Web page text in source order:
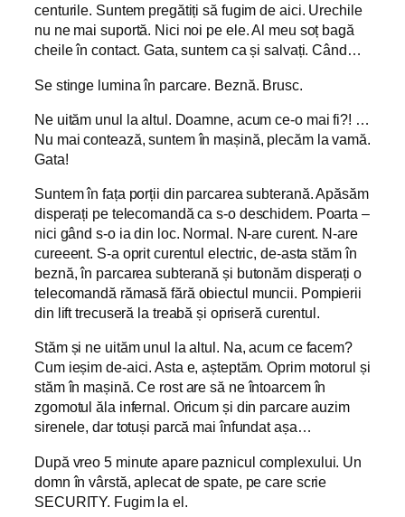
centurile. Suntem pregătiți să fugim de aici. Urechile
nu ne mai suportă. Nici noi pe ele. Al meu soț bagă
cheile în contact. Gata, suntem ca și salvați. Când…
Se stinge lumina în parcare. Beznă. Brusc.
Ne uităm unul la altul. Doamne, acum ce-o mai fi?! …
Nu mai contează, suntem în mașină, plecăm la vamă.
Gata!
Suntem în fața porții din parcarea subterană. Apăsăm
disperați pe telecomandă ca s-o deschidem. Poarta –
nici gând s-o ia din loc. Normal. N-are curent. N-are
cureeent. S-a oprit curentul electric, de-asta stăm în
beznă, în parcarea subterană și butonăm disperați o
telecomandă rămasă fără obiectul muncii. Pompierii
din lift trecuseră la treabă și opriseră curentul.
Stăm și ne uităm unul la altul. Na, acum ce facem?
Cum ieșim de-aici. Asta e, așteptăm. Oprim motorul și
stăm în mașină. Ce rost are să ne întoarcem în
zgomotul ăla infernal. Oricum și din parcare auzim
sirenele, dar totuși parcă mai înfundat așa…
După vreo 5 minute apare paznicul complexului. Un
domn în vârstă, aplecat de spate, pe care scrie
SECURITY. Fugim la el.